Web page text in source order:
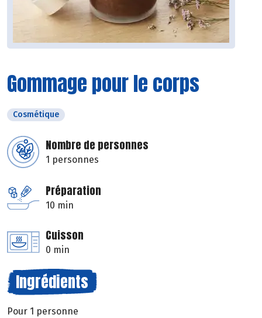
Gommage pour le corps
Cosmétique
Nombre de personnes
1 personnes
Préparation
10 min
Cuisson
0 min
Ingrédients
Pour 1 personne